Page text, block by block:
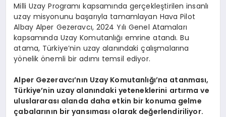
Milli Uzay Programı kapsamında gerçekleştirilen insanlı
uzay misyonunu başarıyla tamamlayan Hava Pilot
Albay Alper Gezeravcı, 2024 Yılı Genel Atamaları
kapsamında Uzay Komutanlığı emrine atandı. Bu
atama, Türkiye’nin uzay alanındaki çalışmalarına
yönelik önemli bir adımı temsil ediyor.
Alper Gezeravcı’nın Uzay Komutanlığı’na atanması,
Türkiye’nin uzay alanındaki yeteneklerini artırma ve
uluslararası alanda daha etkin bir konuma gelme
çabalarının bir yansıması olarak değerlendiriliyor.